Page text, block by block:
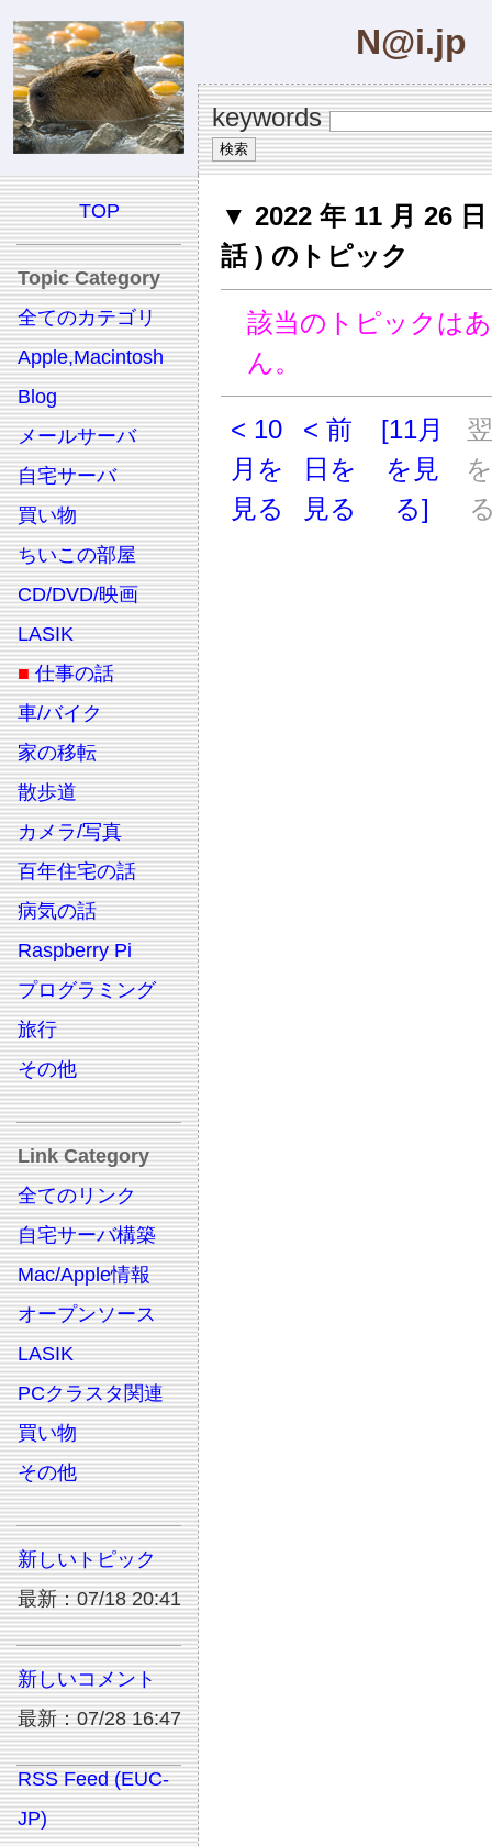
N@i.jp
keywords
TOP
Topic Category
全てのカテゴリ
Apple,Macintosh
Blog
メールサーバ
自宅サーバ
買い物
ちいこの部屋
CD/DVD/映画
LASIK
■ 仕事の話
車/バイク
家の移転
散歩道
カメラ/写真
百年住宅の話
病気の話
Raspberry Pi
プログラミング
旅行
その他
Link Category
全てのリンク
自宅サーバ構築
Mac/Apple情報
オープンソース
LASIK
PCクラスタ関連
買い物
その他
新しいトピック
最新：07/18 20:41
新しいコメント
最新：07/28 16:47
RSS Feed (EUC-
JP)
▼ 2022 年 11 月 26
話 ) のトピック
該当のトピックは
ん。
< 10
月を
見る
< 前
日を
見る
[11月
を見
る]